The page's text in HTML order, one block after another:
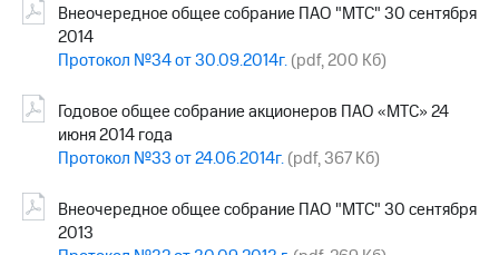
Внеочередное общее собрание ПАО "МТС" 30 сентября
2014
Протокол №34 от 30.09.2014г.(pdf, 200 Кб)
Годовое общее собрание акционеров ПАО «МТС» 24
июня 2014 года
Протокол №33 от 24.06.2014г.(pdf, 367 Кб)
Внеочередное общее собрание ПАО "МТС" 30 сентября
2013